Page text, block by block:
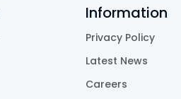
Information
Privacy Policy
Latest News
Careers